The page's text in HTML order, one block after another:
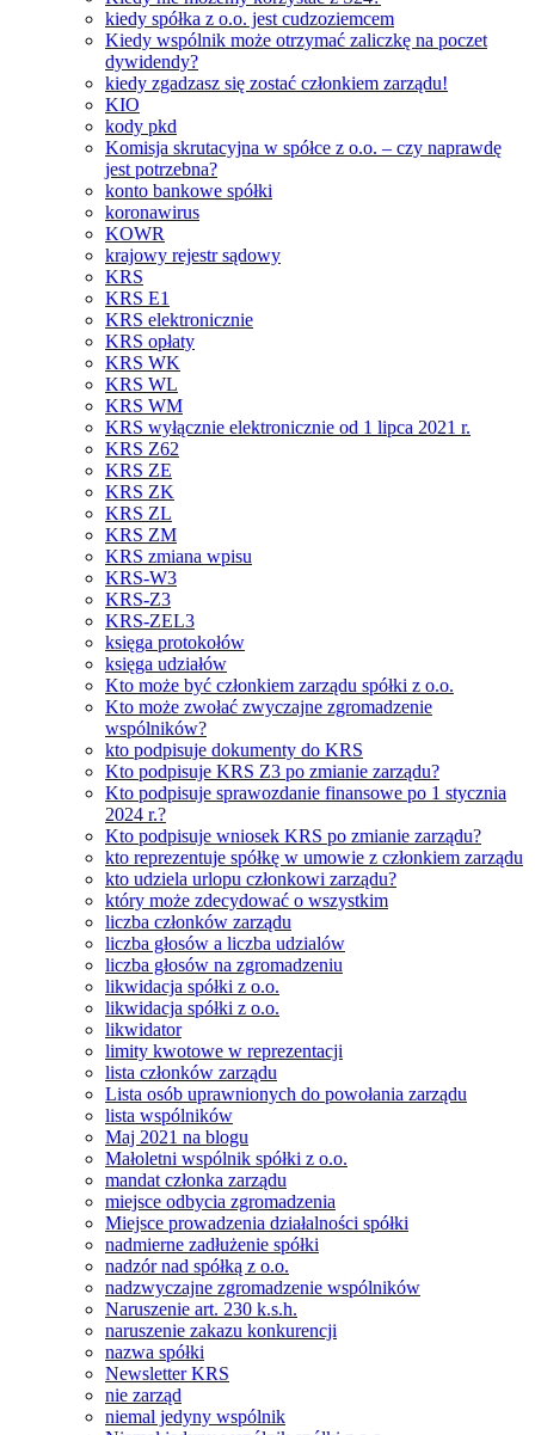
kiedy spółka z o.o. jest cudzoziemcem
Kiedy wspólnik może otrzymać zaliczkę na poczet
dywidendy?
kiedy zgadzasz się zostać członkiem zarządu!
KIO
kody pkd
Komisja skrutacyjna w spółce z o.o. – czy naprawdę
jest potrzebna?
konto bankowe spółki
koronawirus
KOWR
krajowy rejestr sądowy
KRS
KRS E1
KRS elektronicznie
KRS opłaty
KRS WK
KRS WL
KRS WM
KRS wyłącznie elektronicznie od 1 lipca 2021 r.
KRS Z62
KRS ZE
KRS ZK
KRS ZL
KRS ZM
KRS zmiana wpisu
KRS-W3
KRS-Z3
KRS-ZEL3
księga protokołów
księga udziałów
Kto może być członkiem zarządu spółki z o.o.
Kto może zwołać zwyczajne zgromadzenie
wspólników?
kto podpisuje dokumenty do KRS
Kto podpisuje KRS Z3 po zmianie zarządu?
Kto podpisuje sprawozdanie finansowe po 1 stycznia
2024 r.?
Kto podpisuje wniosek KRS po zmianie zarządu?
kto reprezentuje spółkę w umowie z członkiem zarządu
kto udziela urlopu członkowi zarządu?
który może zdecydować o wszystkim
liczba członków zarządu
liczba głosów a liczba udzialów
liczba głosów na zgromadzeniu
likwidacja spółki z o.o.
likwidacja spółki z o.o.
likwidator
limity kwotowe w reprezentacji
lista członków zarządu
Lista osób uprawnionych do powołania zarządu
lista wspólników
Maj 2021 na blogu
Małoletni wspólnik spółki z o.o.
mandat członka zarządu
miejsce odbycia zgromadzenia
Miejsce prowadzenia działalności spółki
nadmierne zadłużenie spółki
nadzór nad spółką z o.o.
nadzwyczajne zgromadzenie wspólników
Naruszenie art. 230 k.s.h.
naruszenie zakazu konkurencji
nazwa spółki
Newsletter KRS
nie zarząd
niemal jedyny wspólnik